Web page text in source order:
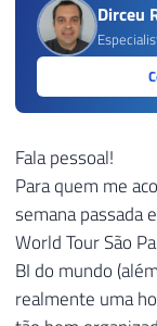
Dirceu
Fala pessoal!
Para quem me
semana passada
World Tour São
BI do mundo
realmente uma